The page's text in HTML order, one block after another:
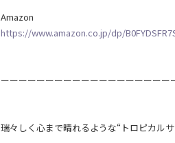
Amazon
https://www.amazon.co.jp/dp/
ーーーーーーーーーーーーーーーーーーー
瑞々しく心まで晴れるような“トロピカル